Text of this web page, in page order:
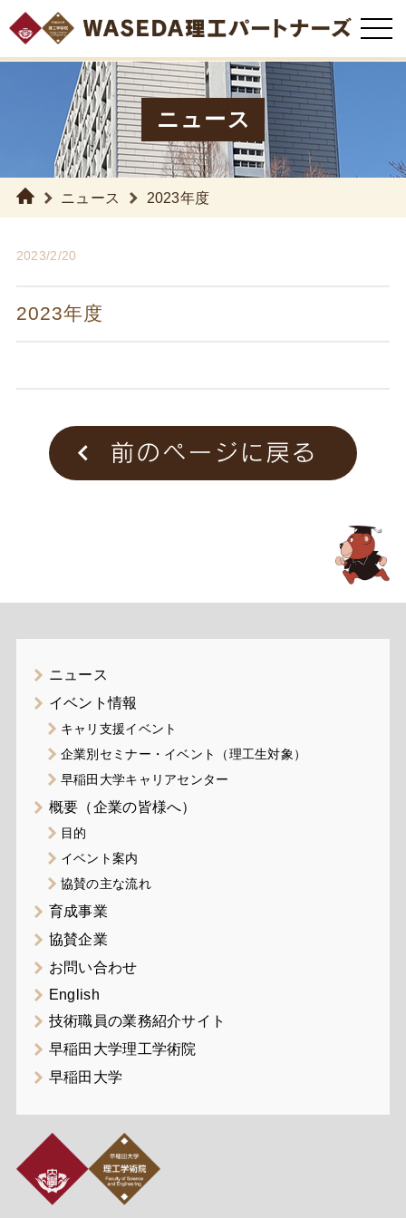
ニュース
ニュース 2023年度
2023/2/20
2023年度
ニュース
イベント情報
キャリ支援イベント
企業別セミナー・イベント（理工生対象）
早稲田大学キャリアセンター
概要（企業の皆様へ）
目的
イベント案内
協賛の主な流れ
育成事業
協賛企業
お問い合わせ
English
技術職員の業務紹介サイト
早稲田大学理工学術院
早稲田大学